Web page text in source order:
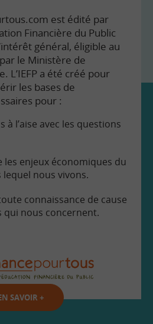
est édité par
Financière du Public
général, éligible au
le Ministère de
L’IEFP a été créé pour
les bases de
pour :
à l’aise avec les questions
les enjeux économiques du
nous vivons.
connaissance de cause
qui nous concernent.
SAVOIR +